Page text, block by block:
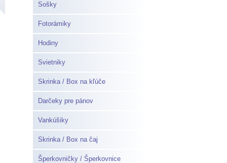
Sošky
Fotorámiky
Hodiny
Svietniky
Skrinka / Box na kľúče
Darčeky pre pánov
Vankúšiky
Skrinka / Box na čaj
Šperkovničky / Šperkovnice